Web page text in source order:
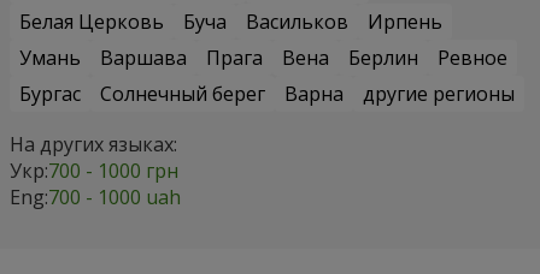
Белая Церковь
Буча Васильков
Ирпень
Умань
Варшава Прага Вена Берлин
Ревное
Бургас
Солнечный берег Варна
другие регионы
На других языках:
Укр:700 - 1000 грн
Eng:700 - 1000 uah